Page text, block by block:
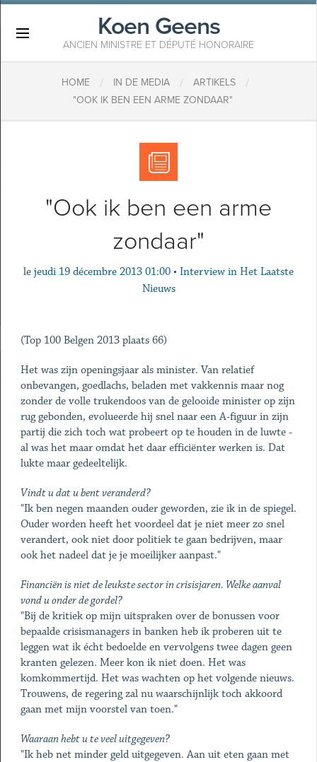
Koen Geens
ANCIEN MINISTRE ET DÉPUTÉ HONORAIRE
HOME / IN DE MEDIA / ARTIKELS /
"OOK IK BEN EEN ARME ZONDAAR"
"Ook ik ben een arme
zondaar"
le jeudi 19 décembre 2013 01:00 • Interview in Het Laatste
Nieuws
(Top 100 Belgen 2013 plaats 66)
Het was zijn openingsjaar als minister. Van relatief
onbevangen, goedlachs, beladen met vakkennis maar nog
zonder de volle trukendoos van de gelooide minister op zijn
rug gebonden, evolueerde hij snel naar een A-figuur in zijn
partij die zich toch wat probeert op te houden in de luwte -
al was het maar omdat het daar efficiënter werken is. Dat
lukte maar gedeeltelijk.
Vindt u dat u bent veranderd?
"Ik ben negen maanden ouder geworden, zie ik in de spiegel.
Ouder worden heeft het voordeel dat je niet meer zo snel
verandert, ook niet door politiek te gaan bedrijven, maar
ook het nadeel dat je je moeilijker aanpast."
Financiën is niet de leukste sector in crisisjaren. Welke aanval
vond u onder de gordel?
"Bij de kritiek op mijn uitspraken over de bonussen voor
bepaalde crisismanagers in banken heb ik proberen uit te
leggen wat ik écht bedoelde en vervolgens twee dagen geen
kranten gelezen. Meer kon ik niet doen. Het was
komkommertijd. Het was wachten op het volgende nieuws.
Trouwens, de regering zal nu waarschijnlijk toch akkoord
gaan met mijn voorstel van toen."
Waaraan hebt u te veel uitgegeven?
"Ik heb net minder geld uitgegeven. Aan uit eten gaan met